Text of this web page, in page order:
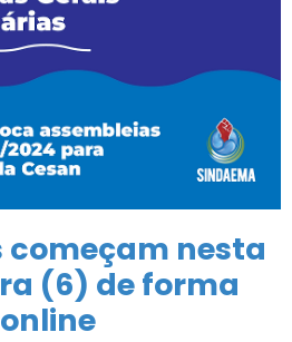
começam nesta
(6) de forma